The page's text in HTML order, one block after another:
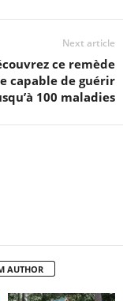
Next article
ce remède
capable de guérir
100 maladies
AUTHOR